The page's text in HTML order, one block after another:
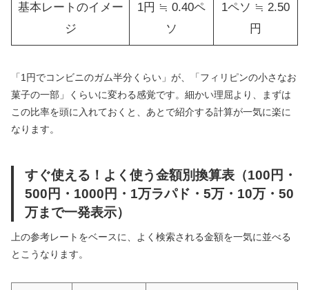
基本レートのイメー
ジ
1円 ≒ 0.40ペ
ソ
1ペソ ≒ 2.50
円
「1円でコンビニのガム半分くらい」が、「フィリピンの小さなお
菓子の一部」くらいに変わる感覚です。細かい理屈より、まずは
この比率を頭に入れておくと、あとで紹介する計算が一気に楽に
なります。
すぐ使える！よく使う金額別換算表（100円・
500円・1000円・1万ラパド・5万・10万・50
万まで一発表示）
上の参考レートをベースに、よく検索される金額を一気に並べる
とこうなります。